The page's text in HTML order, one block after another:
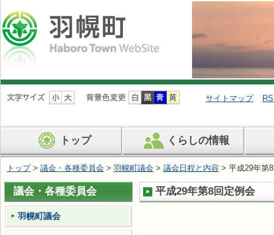
ナ
ビ
ン
を
ば
す
サイトマップ
トップ くらしの情報
トップ> 議会・各種委員会 > 羽幌町議会 > 議会日程と内容 > 平成29年第
平成29年第8回定例会
議会・各種委員会
羽幌町議会